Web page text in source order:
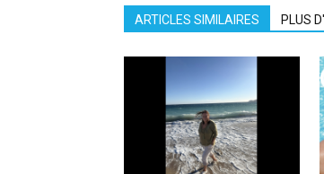
ARTICLES SIMILAIRES PLUS